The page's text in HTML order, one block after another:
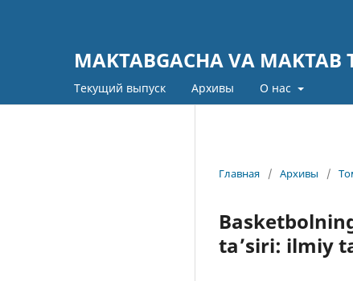
MAKTABGACHA VA MAKTAB
Текущий выпуск Архивы О нас
Главная / Архивы /
ta’siri: ilmiy